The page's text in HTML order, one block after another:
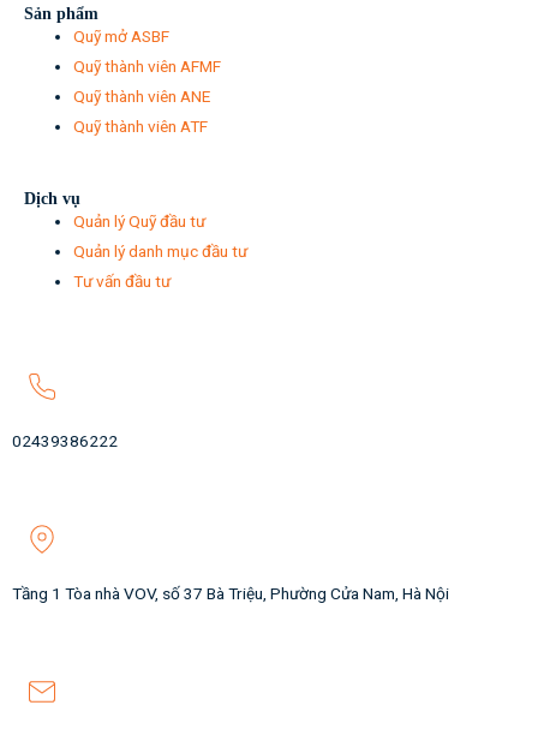
Sản phẩm
Quỹ mở ASBF
Quỹ thành viên AFMF
Quỹ thành viên ANE
Quỹ thành viên ATF
Dịch vụ
Quản lý Quỹ đầu tư
Quản lý danh mục đầu tư
Tư vấn đầu tư
02439386222
Tầng 1 Tòa nhà VOV, số 37 Bà Triệu, Phường Cửa Nam, Hà Nội